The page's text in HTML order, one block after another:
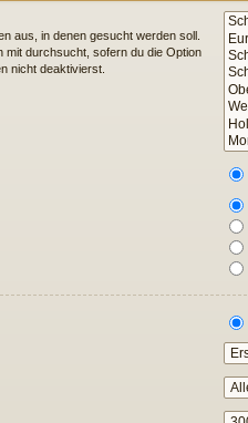
aus, in denen gesucht werden soll.
mit durchsucht, sofern du die Option
nicht deaktivierst.